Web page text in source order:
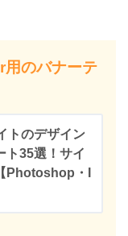
のバナーテ
トのデザイン
ト35選！サイ
Photoshop・I